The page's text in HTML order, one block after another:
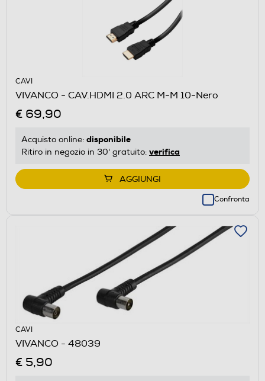
CAVI
VIVANCO - CAV.HDMI 2.0 ARC M-M 10-Nero
€ 69,90
Acquisto online: disponibile
Ritiro in negozio in 30' gratuito: verifica
AGGIUNGI
Confronta
CAVI
VIVANCO - 48039
€ 5,90